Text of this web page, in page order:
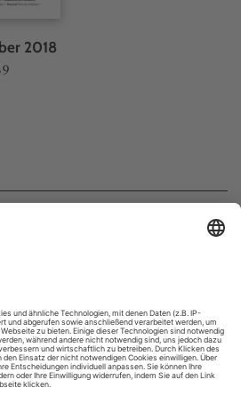
2018
Sexrevolte
wütet, der glaubt auch, dass
ein perfides Programm zur
sei und nennt politisch
verächtlich «Neusprech».